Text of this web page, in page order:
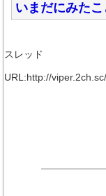
いまだにみた
スレッド
URL:http://